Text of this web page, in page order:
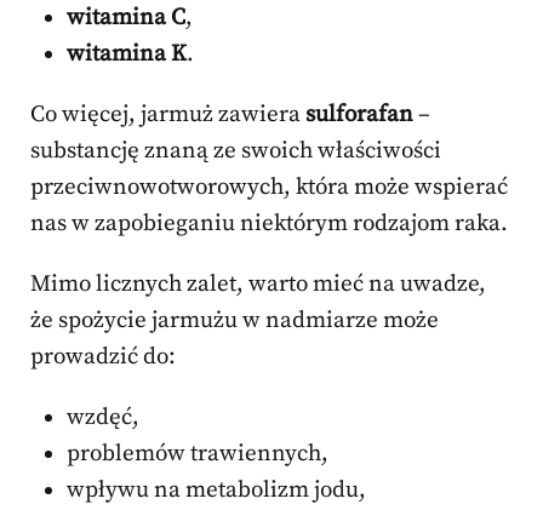
witamina C,
witamina K.
Co więcej, jarmuż zawiera sulforafan–
substancję znaną ze swoich właściwości
przeciwnowotworowych, która może wspierać
nas w zapobieganiu niektórym rodzajom raka.
Mimo licznych zalet, warto mieć na uwadze,
że spożycie jarmużu w nadmiarze może
prowadzić do:
wzdęć,
problemów trawiennych,
wpływu na metabolizm jodu,